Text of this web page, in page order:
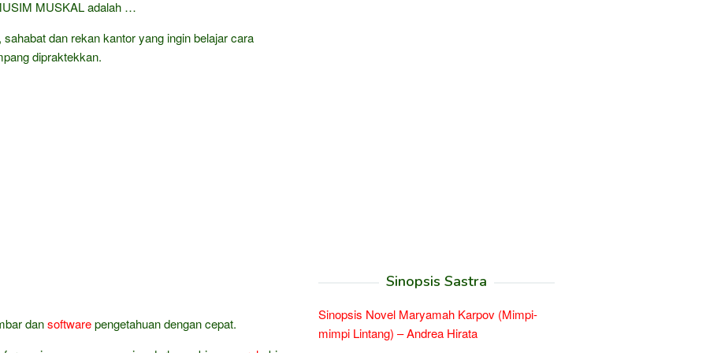
MUSKAL adalah …
dan rekan kantor yang ingin belajar cara
dipraktekkan.
dansoftwarepengetahuan dengan cepat.
Sinopsis Sastra
Sinopsis Novel Maryamah Karpov (Mimpi-
mimpi Lintang) – Andrea Hirata